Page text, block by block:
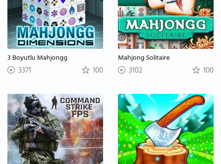
3 Boyutlu Mahjongg
3371 100
Mahjong Solitaire
3102 100